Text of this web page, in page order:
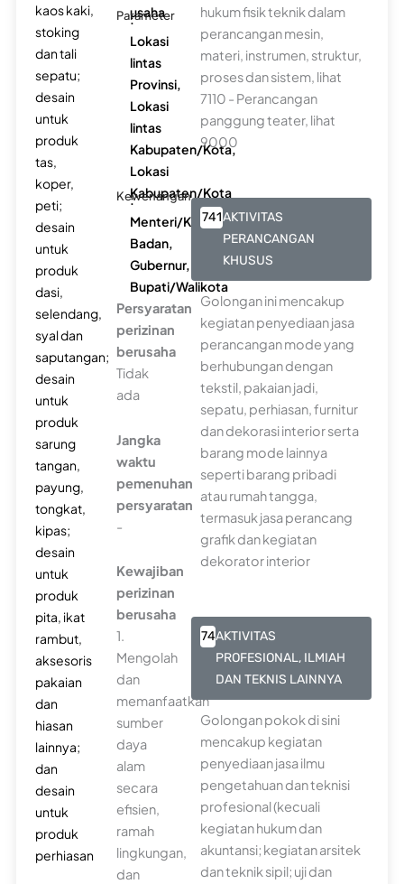
kaos kaki,
stoking
dan tali
sepatu;
desain
untuk
produk
tas,
koper,
peti;
desain
untuk
produk
dasi,
selendang,
syal dan
saputangan;
desain
untuk
produk
sarung
tangan,
payung,
tongkat,
kipas;
desain
untuk
produk
pita, ikat
rambut,
aksesoris
pakaian
dan
hiasan
lainnya;
dan
desain
untuk
produk
perhiasan
usaha
Parameter
:
Lokasi
lintas
Provinsi,
Lokasi
lintas
Kabupaten/Kota,
Lokasi
Kabupaten/Kota
Kewenangan
:
Menteri/Kepala
Badan,
Gubernur,
Bupati/Walikota
Persyaratan
perizinan
berusaha
Tidak
ada
Jangka
waktu
pemenuhan
persyaratan
-
Kewajiban
perizinan
berusaha
1.
Mengolah
dan
memanfaatkan
sumber
daya
alam
secara
efisien,
ramah
lingkungan,
dan
hukum fisik teknik dalam
perancangan mesin,
materi, instrumen, struktur,
proses dan sistem, lihat
7110 - Perancangan
panggung teater, lihat
9000
741AKTIVITAS
PERANCANGAN
KHUSUS
Golongan ini mencakup
kegiatan penyediaan jasa
perancangan mode yang
berhubungan dengan
tekstil, pakaian jadi,
sepatu, perhiasan, furnitur
dan dekorasi interior serta
barang mode lainnya
seperti barang pribadi
atau rumah tangga,
termasuk jasa perancang
grafik dan kegiatan
dekorator interior
74AKTIVITAS
PROFESIONAL, ILMIAH
DAN TEKNIS LAINNYA
Golongan pokok di sini
mencakup kegiatan
penyediaan jasa ilmu
pengetahuan dan teknisi
profesional (kecuali
kegiatan hukum dan
akuntansi; kegiatan arsitek
dan teknik sipil; uji dan